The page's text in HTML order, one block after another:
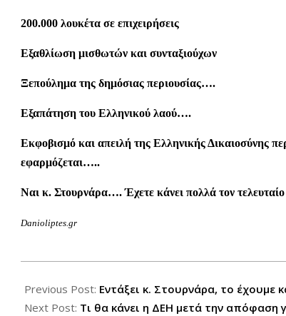
200.000 λουκέτα σε επιχειρήσεις
Εξαθλίωση μισθωτών και συνταξιούχων
Ξεπούλημα της δημόσιας περιουσίας….
Εξαπάτηση του Ελληνικού λαού….
Εκφοβισμό και απειλή της Ελληνικής Δικαιοσύνης
εφαρμόζεται…..
Ναι κ. Στουρνάρα…. Έχετε κάνει πολλά τον
Danioliptes.gr
12-
05
Previous Post: Εντάξει κ. Στουρνάρα, το έχουμε
Next Post: Τι θα κάνει η ΔΕΗ μετά την απόφαση